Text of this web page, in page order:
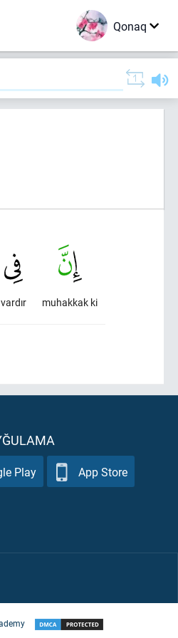
Qonaq
muhakkak ki
vardır
Play App Store